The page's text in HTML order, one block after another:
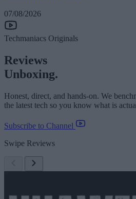
07/08/2026
Techmaniacs Originals
Reviews
Unboxing.
Honest, direct, and hands-on. We
the latest tech so you know what is
Subscribe to Channel
Swipe Reviews